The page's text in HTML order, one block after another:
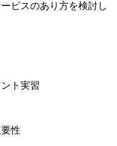
ビスのあり方を検討し
ト実習
性